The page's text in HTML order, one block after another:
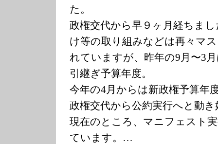
た。
政権交代から早９ヶ月経ちま
け等の取り組みなどは再々マ
れていますが、昨年の9月〜3
引継ぎ予算年度。
今年の4月からは新政権予算年
政権交代から公約実行へと動
現在のところ、マニフェスト
ています。…